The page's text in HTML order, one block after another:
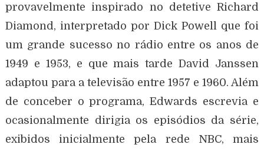
provavelmente inspirado no detetive Richard
Diamond, interpretado por Dick Powell que foi
um grande sucesso no rádio entre os anos de
1949 e 1953, e que mais tarde David Janssen
adaptou para a televisão entre 1957 e 1960. Além
de conceber o programa, Edwards escrevia e
ocasionalmente dirigia os episódios da série,
exibidos inicialmente pela rede NBC, mais